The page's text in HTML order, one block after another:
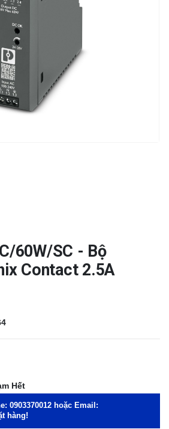
60W/SC - Bộ
Contact 2.5A
Hết
0903370012 hoặc Email:
hàng!